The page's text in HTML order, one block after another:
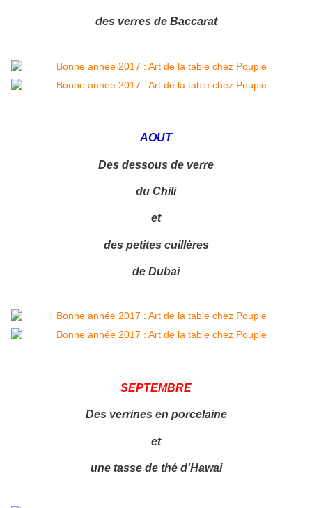
des verres de Baccarat
AOUT
Des dessous de verre
du Chili
et
des petites cuillères
de Dubai
SEPTEMBRE
Des verrines en porcelaine
et
une tasse de thé d'Hawai